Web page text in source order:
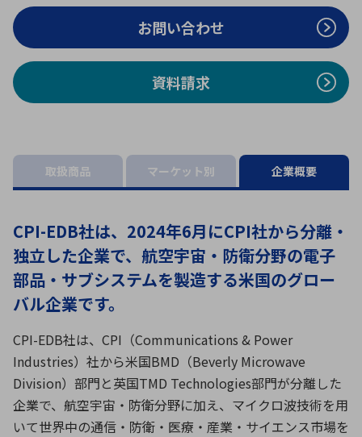
ミリ波レーダー
ブログ｜ここから始まる最新技術
製品製造・加工
レーダ・衛星通信
照射
シミュレーター
環境構築・開発システム
半導体・電子部品小ロット
特定用途向け・その他 サービス
Q
R S
T
V W
お問い合わせ
資料請求
取扱商品 マーケット別 企業概要
CPI-EDB社は、2024年6月にCPI社から分離・
独立した企業で、航空宇宙・防衛分野の電子
部品・サブシステムを製造する米国のグロー
バル企業です。
CPI-EDB社は、CPI（Communications & Power
Industries）社から米国BMD（Beverly Microwave
Division）部門と英国TMD Technologies部門が分離した
企業で、航空宇宙・防衛分野に加え、マイクロ波技術を用
いて世界中の通信・防衛・医療・産業・サイエンス市場を